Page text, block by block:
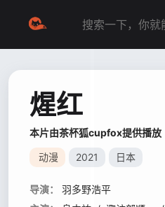
煋红
本片由茶杯狐cupfox提供播放
动漫 2021 日本
导演：
羽多野浩平